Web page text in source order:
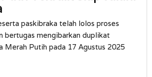
paskibraka telah lolos proses
bertugas mengibarkan duplikat
Merah Putih pada 17 Agustus 2025